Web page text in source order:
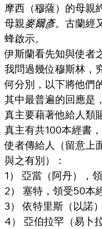
摩西（穆薩）的母親
母親麥爾彥。古蘭經
蜂啟示。
伊斯蘭看先知與使者
我問過幾位穆斯林，
何分別，以下將他們
其中最普遍的回應是
真主要藉著他給人類
真主有共100本經書
使者傳給人（留意上
與之有別）：
1） 亞當（阿丹），
2） 塞特，領受50本
3） 依特里斯（以諾
4） 亞伯拉罕（易卜